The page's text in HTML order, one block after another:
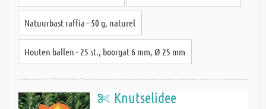
Natuurbast raffia - 50 g, naturel
Houten ballen - 25 st., boorgat 6 mm, Ø 25 mm
Knutselidee